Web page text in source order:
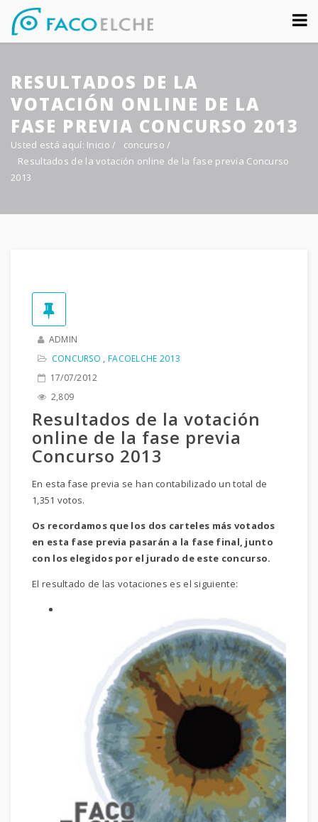
Sobre nosotros
Congreso
Multimedia
Foro FacoElche
Contacto
RESULTADOS DE LA
VOTACIÓN ONLINE DE LA
FASE PREVIA CONCURSO 2013
Usted está aquí: Inicio / concurso/
Resultados de la votación online de la fase previa Concurso
2013
ADMIN
CONCURSO , FACOELCHE 2013
17/07/2012
2,809
Resultados de la votación
online de la fase previa
Concurso 2013
En esta fase previa se han contabilizado un total de
1,351 votos.
Os recordamos que los dos carteles más votados
en esta fase previa pasarán a la fase final, junto
con los elegidos por el jurado de este concurso.
El resultado de las votaciones es el siguiente: